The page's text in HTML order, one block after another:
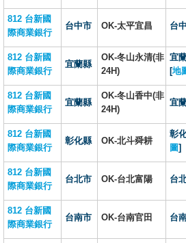
812 台新國
際商業銀行
台中市 OK-太平宜昌 台
812 台新國
際商業銀行
宜蘭縣
OK-冬山永清(非
24H)
宜
[地
812 台新國
際商業銀行
宜蘭縣
OK-冬山香中(非
24H)
宜
812 台新國
際商業銀行
彰化縣 OK-北斗舜耕
彰
圖]
812 台新國
際商業銀行
台北市 OK-台北富陽 台
812 台新國
際商業銀行
台南市 OK-台南官田 台